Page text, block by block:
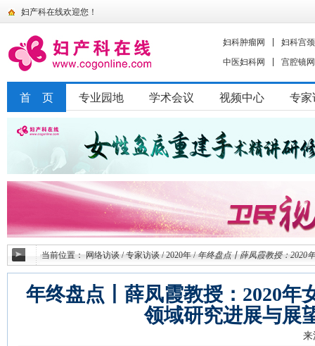
妇产科在线欢迎您！
妇科肿瘤网
妇科宫
中医妇科网
宫腔镜网
首 页 专业园地 学术会议 视频中心 专家
当前位置：网络访谈 / 专家访谈 / 2020年 / 年终盘点丨薛凤霞教授：2020
年终盘点丨薛凤霞教授：2020年
领域研究进展与展
来